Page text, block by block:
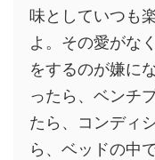
味としていつも
よ。その愛がな
をするのが嫌に
ったら、ベンチ
たら、コンディ
ら、ベッドの中